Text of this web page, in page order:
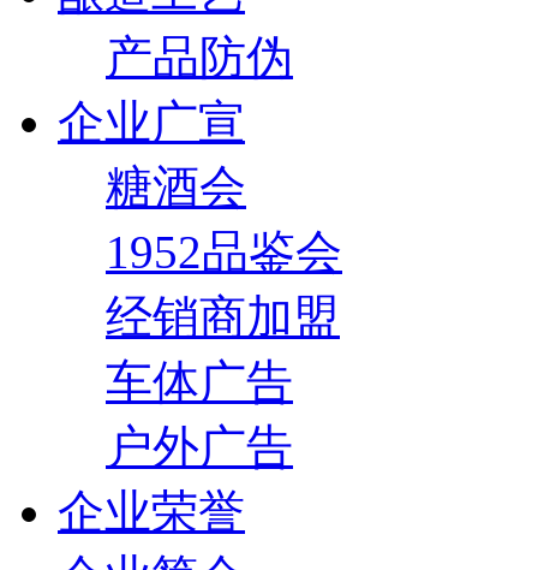
产品防伪
企业广宣
糖酒会
1952品鉴会
经销商加盟
车体广告
户外广告
企业荣誉